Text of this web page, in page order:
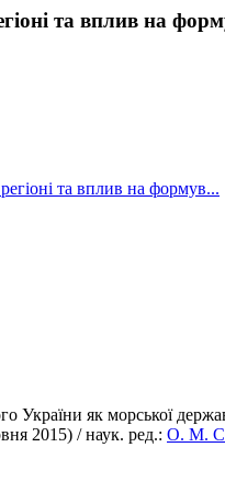
та вплив на
та вплив на формув...
України як морської
2015) / наук. ред.: О. М.